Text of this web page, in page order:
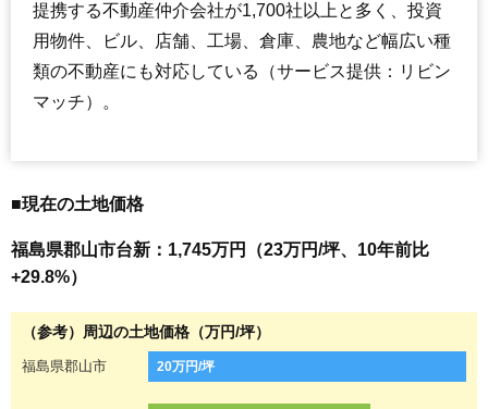
提携する不動産仲介会社が1,700社以上と多く、投資
用物件、ビル、店舗、工場、倉庫、農地など幅広い種
類の不動産にも対応している（サービス提供：リビン
マッチ）。
■現在の土地価格
福島県郡山市台新：1,745万円（23万円/坪、10年前比
+29.8%）
（参考）周辺の土地価格（万円/坪）
福島県郡山市 20万円/坪